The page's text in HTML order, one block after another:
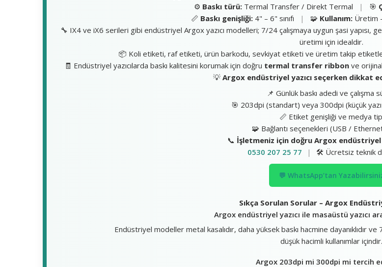
⚙️ Baskı türü:Termal Transfer / Direkt Termal | 🎯
📏 Baskı genişliği: 4" – 6" sınıfı | 🧩 Kullanım: Üretim
🔧 IX4 ve iX6 serileri gibi endüstriyel Argox yazıcı modelleri; 7/24 çalışmaya uygun şasi
üretimi için idealdir.
📦 Koli etiketi, raf etiketi, ürün barkodu, sevkiyat etiketi ve üretim takip
🧾 Endüstriyel yazıcılarda baskı kalitesini korumak için doğru termal transfer ribbon ve
💡 Argox endüstriyel yazıcı seçerken dikkat
📌 Günlük baskı adedi ve çalışma
🎯 203dpi (standart) veya 300dpi (küçük
📏 Etiket genişliği ve medya
🧩 Bağlantı seçenekleri (USB /
📞 İşletmeniz için doğru Argox endüstriyel
0530 207 25 77
| 🛠️ Ücretsiz teknik
💬 WhatsApp’tan
Sıkça Sorulan Sorular – Argox
Argox endüstriyel yazıcı ile masaüstü yazıcı
Endüstriyel modeller metal kasalıdır, daha yüksek baskı hacmine dayanıklıdır
düşük hacimli kullanımlar içindir.
Argox 203dpi mi 300dpi mi tercih